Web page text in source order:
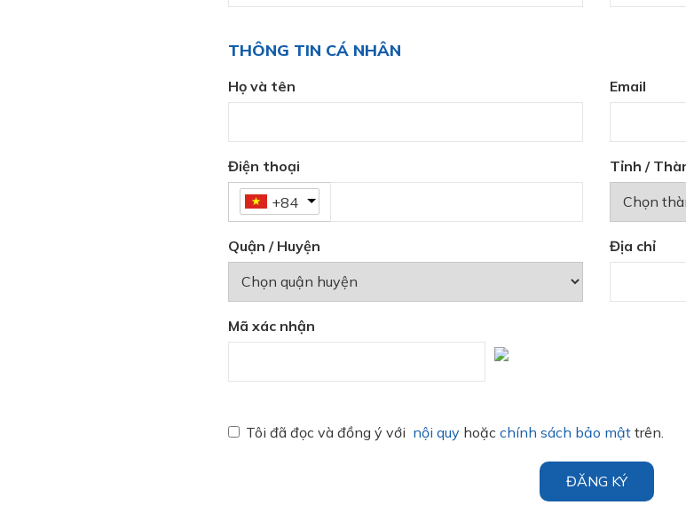
THÔNG TIN CÁ NHÂN
Họ và tên Email
Điện thoại
+84
Tỉnh /
Quận / Huyện Địa chỉ
Mã xác nhận
Tôi đã đọc và đồng ý với nội quy hoặc chính sách bảo mật trên.
ĐĂNG KÝ